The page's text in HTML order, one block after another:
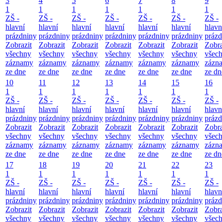
1
ZŠ -
hlavní
prázdniny
Zobrazit
všechny
záznamy
ze dne
1
ZŠ -
hlavní
prázdniny
Zobrazit
všechny
záznamy
ze dne
1
ZŠ -
hlavní
prázdniny
Zobrazit
všechny
záznamy
ze dne
1
ZŠ -
hlavní
prázdniny
Zobrazit
všechny
záznamy
ze dne
1
ZŠ -
hlavní
prázdniny
Zobrazit
všechny
záznamy
ze dne
1
ZŠ -
hlavní
prázdniny
Zobrazit
všechny
záznamy
ze dne
1
ZŠ -
ze
10
1
ZŠ -
hlavní
prázdniny
Zobrazit
všechny
záznamy
ze dne
11
1
ZŠ -
hlavní
prázdniny
Zobrazit
všechny
záznamy
ze dne
12
1
ZŠ -
hlavní
prázdniny
Zobrazit
všechny
záznamy
ze dne
13
1
ZŠ -
hlavní
prázdniny
Zobrazit
všechny
záznamy
ze dne
14
1
ZŠ -
hlavní
prázdniny
Zobrazit
všechny
záznamy
ze dne
15
1
ZŠ -
hlavní
prázdniny
Zobrazit
všechny
záznamy
ze dne
16
1
ZŠ -
ze
17
1
ZŠ -
hlavní
prázdniny
Zobrazit
všechny
18
1
ZŠ -
hlavní
prázdniny
Zobrazit
všechny
19
1
ZŠ -
hlavní
prázdniny
Zobrazit
všechny
20
1
ZŠ -
hlavní
prázdniny
Zobrazit
všechny
21
1
ZŠ -
hlavní
prázdniny
Zobrazit
všechny
22
1
ZŠ -
hlavní
prázdniny
Zobrazit
všechny
23
1
ZŠ -